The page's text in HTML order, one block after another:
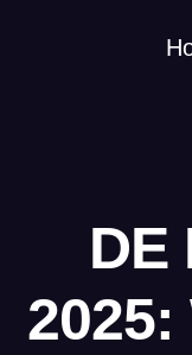
DE
2025: